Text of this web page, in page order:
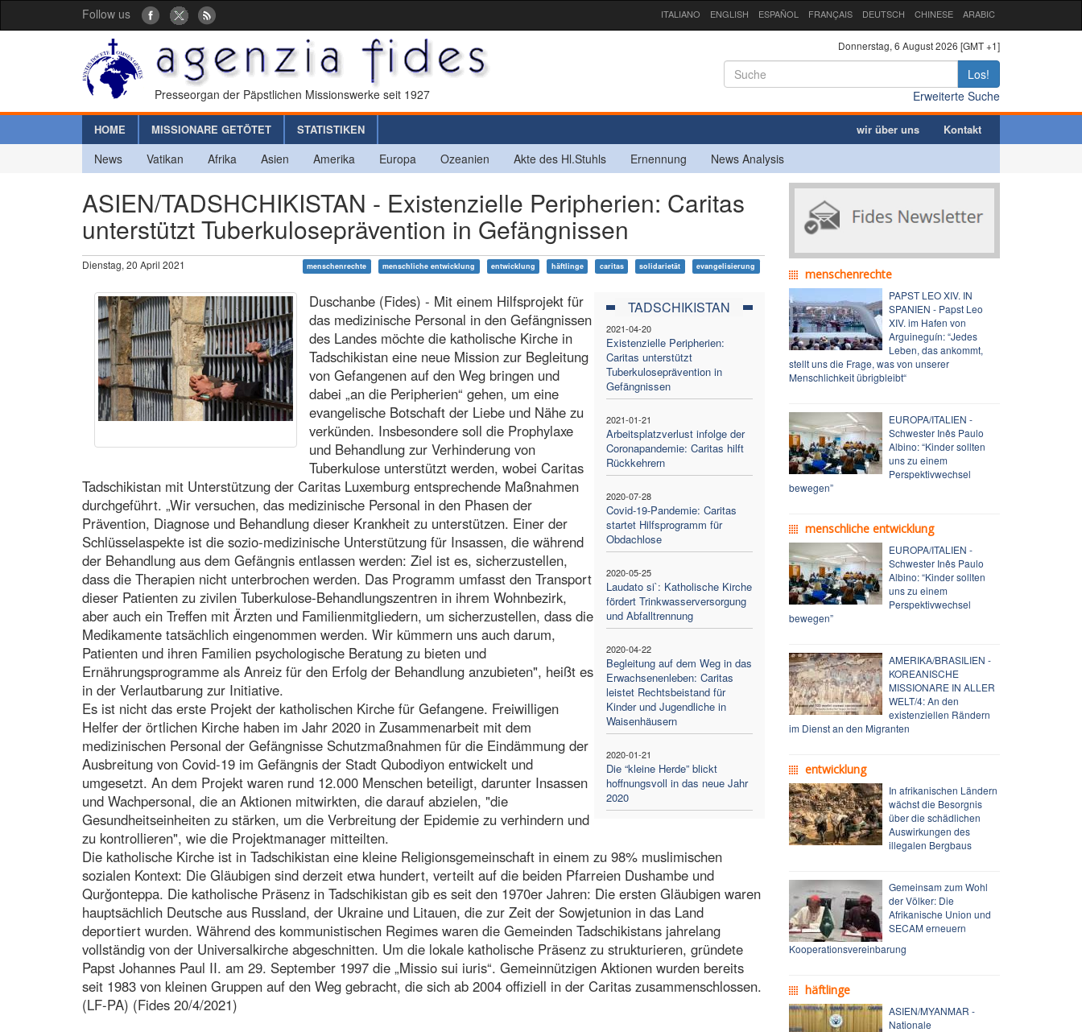
Follow us ITALIANO ENGLISH ESPAÑOL FRANÇAIS DEUTSCH CHINESE ARABIC
Presseorgan der Päpstlichen Missionswerke seit 1927
Donnerstag, 6 August 2026 [GMT +1]
Los!
Erweiterte Suche
HOME MISSIONARE GETÖTET STATISTIKEN wir über uns Kontakt
News Vatikan Afrika Asien Amerika Europa Ozeanien Akte des Hl.Stuhls Ernennung News Analysis
ASIEN/TADSHCHIKISTAN - Existenzielle Peripherien: Caritas
unterstützt Tuberkuloseprävention in Gefängnissen
Dienstag, 20 April 2021 menschenrechte menschliche entwicklung entwicklung häftlinge caritas solidarietät evangelisierung
TADSCHIKISTAN
2021-04-20
Existenzielle Peripherien:
Caritas unterstützt
Tuberkuloseprävention in
Gefängnissen
2021-01-21
Arbeitsplatzverlust infolge der
Coronapandemie: Caritas hilft
Rückkehrern
2020-07-28
Covid-19-Pandemie: Caritas
startet Hilfsprogramm für
Obdachlose
2020-05-25
Laudato si`: Katholische Kirche
fördert Trinkwasserversorgung
und Abfalltrennung
2020-04-22
Begleitung auf dem Weg in das
Erwachsenenleben: Caritas
leistet Rechtsbeistand für
Kinder und Jugendliche in
Waisenhäusern
2020-01-21
Die “kleine Herde” blickt
hoffnungsvoll in das neue Jahr
2020
Duschanbe (Fides) - Mit einem Hilfsprojekt für
das medizinische Personal in den Gefängnissen
des Landes möchte die katholische Kirche in
Tadschikistan eine neue Mission zur Begleitung
von Gefangenen auf den Weg bringen und
dabei „an die Peripherien“ gehen, um eine
evangelische Botschaft der Liebe und Nähe zu
verkünden. Insbesondere soll die Prophylaxe
und Behandlung zur Verhinderung von
Tuberkulose unterstützt werden, wobei Caritas
Tadschikistan mit Unterstützung der Caritas Luxemburg entsprechende Maßnahmen
durchgeführt. „Wir versuchen, das medizinische Personal in den Phasen der
Prävention, Diagnose und Behandlung dieser Krankheit zu unterstützen. Einer der
Schlüsselaspekte ist die sozio-medizinische Unterstützung für Insassen, die während
der Behandlung aus dem Gefängnis entlassen werden: Ziel ist es, sicherzustellen,
dass die Therapien nicht unterbrochen werden. Das Programm umfasst den Transport
dieser Patienten zu zivilen Tuberkulose-Behandlungszentren in ihrem Wohnbezirk,
aber auch ein Treffen mit Ärzten und Familienmitgliedern, um sicherzustellen, dass die
Medikamente tatsächlich eingenommen werden. Wir kümmern uns auch darum,
Patienten und ihren Familien psychologische Beratung zu bieten und
Ernährungsprogramme als Anreiz für den Erfolg der Behandlung anzubieten", heißt es
in der Verlautbarung zur Initiative.
Es ist nicht das erste Projekt der katholischen Kirche für Gefangene. Freiwilligen
Helfer der örtlichen Kirche haben im Jahr 2020 in Zusammenarbeit mit dem
medizinischen Personal der Gefängnisse Schutzmaßnahmen für die Eindämmung der
Ausbreitung von Covid-19 im Gefängnis der Stadt Qubodiyon entwickelt und
umgesetzt. An dem Projekt waren rund 12.000 Menschen beteiligt, darunter Insassen
und Wachpersonal, die an Aktionen mitwirkten, die darauf abzielen, "die
Gesundheitseinheiten zu stärken, um die Verbreitung der Epidemie zu verhindern und
zu kontrollieren", wie die Projektmanager mitteilten.
Die katholische Kirche ist in Tadschikistan eine kleine Religionsgemeinschaft in einem zu 98% muslimischen
sozialen Kontext: Die Gläubigen sind derzeit etwa hundert, verteilt auf die beiden Pfarreien Dushambe und
Qurǧonteppa. Die katholische Präsenz in Tadschikistan gib es seit den 1970er Jahren: Die ersten Gläubigen waren
hauptsächlich Deutsche aus Russland, der Ukraine und Litauen, die zur Zeit der Sowjetunion in das Land
deportiert wurden. Während des kommunistischen Regimes waren die Gemeinden Tadschikistans jahrelang
vollständig von der Universalkirche abgeschnitten. Um die lokale katholische Präsenz zu strukturieren, gründete
Papst Johannes Paul II. am 29. September 1997 die „Missio sui iuris“. Gemeinnützigen Aktionen wurden bereits
seit 1983 von kleinen Gruppen auf den Weg gebracht, die sich ab 2004 offiziell in der Caritas zusammenschlossen.
(LF-PA) (Fides 20/4/2021)
menschenrechte
PAPST LEO XIV. IN
SPANIEN - Papst Leo
XIV. im Hafen von
Arguineguín: “Jedes
Leben, das ankommt,
stellt uns die Frage, was von unserer
Menschlichkeit übrigbleibt“
EUROPA/ITALIEN -
Schwester Inês Paulo
Albino: “Kinder sollten
uns zu einem
Perspektivwechsel
bewegen”
menschliche entwicklung
EUROPA/ITALIEN -
Schwester Inês Paulo
Albino: “Kinder sollten
uns zu einem
Perspektivwechsel
bewegen”
AMERIKA/BRASILIEN -
KOREANISCHE
MISSIONARE IN ALLER
WELT/4: An den
existenziellen Rändern
im Dienst an den Migranten
entwicklung
In afrikanischen Ländern
wächst die Besorgnis
über die schädlichen
Auswirkungen des
illegalen Bergbaus
Gemeinsam zum Wohl
der Völker: Die
Afrikanische Union und
SECAM erneuern
Kooperationsvereinbarung
häftlinge
ASIEN/MYANMAR -
Nationale